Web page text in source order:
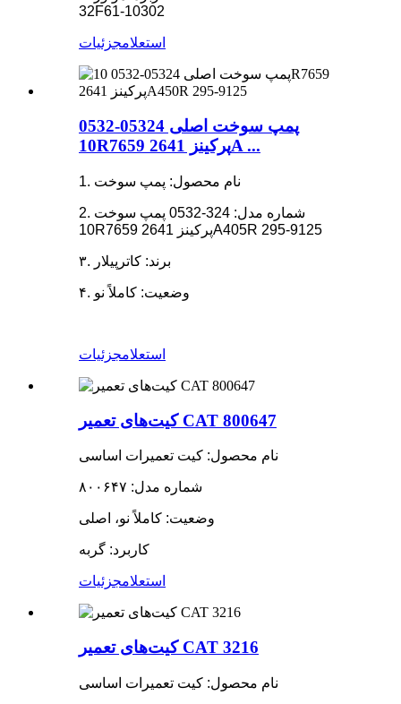
32F61-10302
استعلامجزئیات
پمپ سوخت اصلی 05324-0532
10R7659 پرکینز 2641A ...
1. نام محصول: پمپ سوخت
2. شماره مدل: 324-0532 پمپ سوخت
10R7659 پرکینز 2641A405R 295-9125
۳. برند: کاترپیلار
۴. وضعیت: کاملاً نو
استعلامجزئیات
کیت‌های تعمیر CAT 800647
نام محصول: کیت تعمیرات اساسی
شماره مدل: ۸۰۰۶۴۷
وضعیت: کاملاً نو، اصلی
کاربرد: گربه
استعلامجزئیات
کیت‌های تعمیر CAT 3216
نام محصول: کیت تعمیرات اساسی